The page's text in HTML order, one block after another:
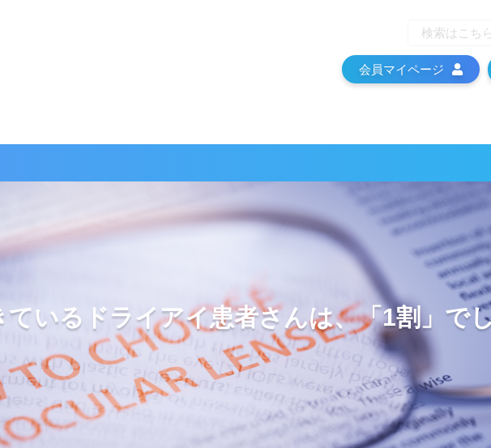
会員マイページ
いるドライアイ患者さんは、「1割」で